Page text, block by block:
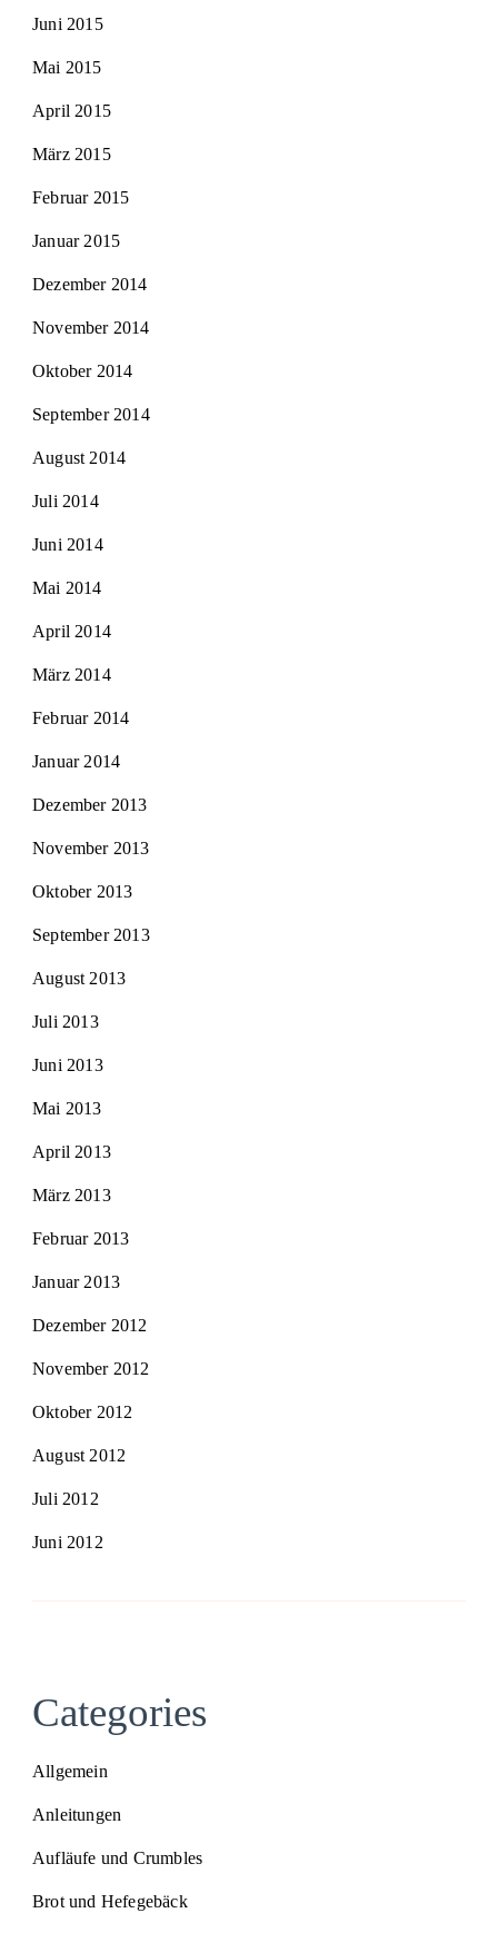
Juni 2015
Mai 2015
April 2015
März 2015
Februar 2015
Januar 2015
Dezember 2014
November 2014
Oktober 2014
September 2014
August 2014
Juli 2014
Juni 2014
Mai 2014
April 2014
März 2014
Februar 2014
Januar 2014
Dezember 2013
November 2013
Oktober 2013
September 2013
August 2013
Juli 2013
Juni 2013
Mai 2013
April 2013
März 2013
Februar 2013
Januar 2013
Dezember 2012
November 2012
Oktober 2012
August 2012
Juli 2012
Juni 2012
Categories
Allgemein
Anleitungen
Aufläufe und Crumbles
Brot und Hefegebäck